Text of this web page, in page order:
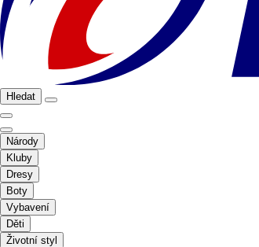
Hledat
Národy
Kluby
Dresy
Boty
Vybavení
Děti
Životní styl